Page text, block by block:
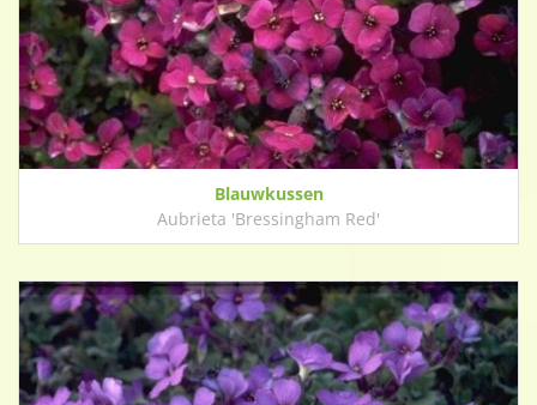
Blauwkussen
Aubrieta 'Bressingham Red'